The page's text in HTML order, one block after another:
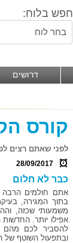
חפש בלוח:
בחר לוח
דרושים
קורס
לפני שאתם רצים
28/09/2017
כבר לא חלום
אתם חולמים הרבה
בתוך המגירה,
משמעותי שכזה,
אפילו יותר.
להסביר לכם מהם
ובתפעול השוטף של